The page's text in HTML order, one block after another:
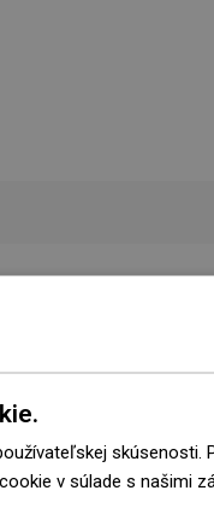
skúsenosti.
v súlade s našimi